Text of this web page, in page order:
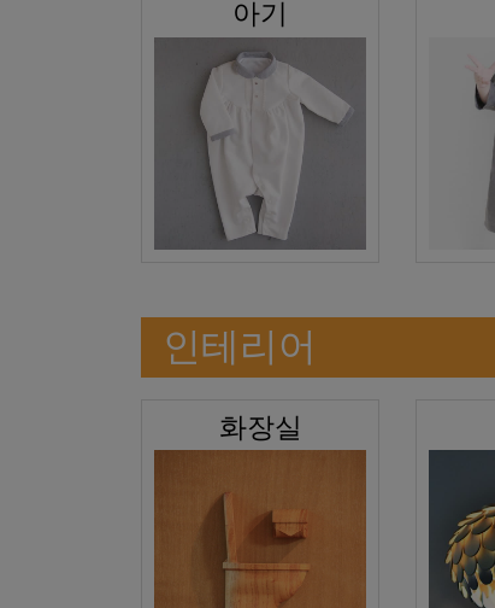
아기
인테리어
화장실